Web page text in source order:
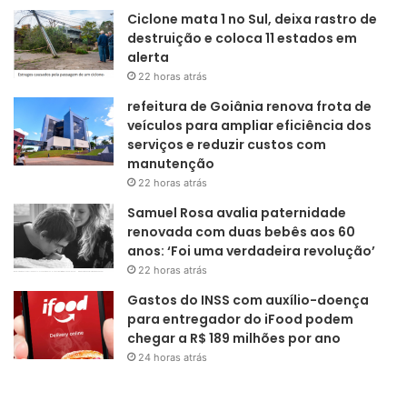
Ciclone mata 1 no Sul, deixa rastro de
destruição e coloca 11 estados em
alerta
22 horas atrás
refeitura de Goiânia renova frota de
veículos para ampliar eficiência dos
serviços e reduzir custos com
manutenção
22 horas atrás
Samuel Rosa avalia paternidade
renovada com duas bebês aos 60
anos: ‘Foi uma verdadeira revolução’
22 horas atrás
Gastos do INSS com auxílio-doença
para entregador do iFood podem
chegar a R$ 189 milhões por ano
24 horas atrás